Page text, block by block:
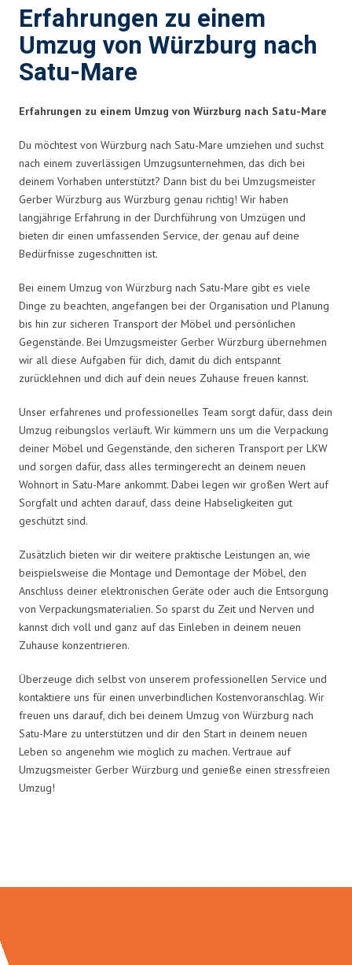
Erfahrungen zu einem
Umzug von Würzburg nach
Satu-Mare
Erfahrungen zu einem Umzug von Würzburg nach Satu-Mare
Du möchtest von Würzburg nach Satu-Mare umziehen und suchst
nach einem zuverlässigen Umzugsunternehmen, das dich bei
deinem Vorhaben unterstützt? Dann bist du bei Umzugsmeister
Gerber Würzburg aus Würzburg genau richtig! Wir haben
langjährige Erfahrung in der Durchführung von Umzügen und
bieten dir einen umfassenden Service, der genau auf deine
Bedürfnisse zugeschnitten ist.
Bei einem Umzug von Würzburg nach Satu-Mare gibt es viele
Dinge zu beachten, angefangen bei der Organisation und Planung
bis hin zur sicheren Transport der Möbel und persönlichen
Gegenstände. Bei Umzugsmeister Gerber Würzburg übernehmen
wir all diese Aufgaben für dich, damit du dich entspannt
zurücklehnen und dich auf dein neues Zuhause freuen kannst.
Unser erfahrenes und professionelles Team sorgt dafür, dass dein
Umzug reibungslos verläuft. Wir kümmern uns um die Verpackung
deiner Möbel und Gegenstände, den sicheren Transport per LKW
und sorgen dafür, dass alles termingerecht an deinem neuen
Wohnort in Satu-Mare ankommt. Dabei legen wir großen Wert auf
Sorgfalt und achten darauf, dass deine Habseligkeiten gut
geschützt sind.
Zusätzlich bieten wir dir weitere praktische Leistungen an, wie
beispielsweise die Montage und Demontage der Möbel, den
Anschluss deiner elektronischen Geräte oder auch die Entsorgung
von Verpackungsmaterialien. So sparst du Zeit und Nerven und
kannst dich voll und ganz auf das Einleben in deinem neuen
Zuhause konzentrieren.
Überzeuge dich selbst von unserem professionellen Service und
kontaktiere uns für einen unverbindlichen Kostenvoranschlag. Wir
freuen uns darauf, dich bei deinem Umzug von Würzburg nach
Satu-Mare zu unterstützen und dir den Start in deinem neuen
Leben so angenehm wie möglich zu machen. Vertraue auf
Umzugsmeister Gerber Würzburg und genieße einen stressfreien
Umzug!